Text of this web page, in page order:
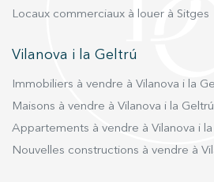
Locaux commerciaux à louer à Sitges
Vilanova i la Geltrú
Immobiliers à vendre à Vilanova i la
Maisons à vendre à Vilanova i la Geltrú
Appartements à vendre à Vilanova i
Nouvelles constructions à vendre à